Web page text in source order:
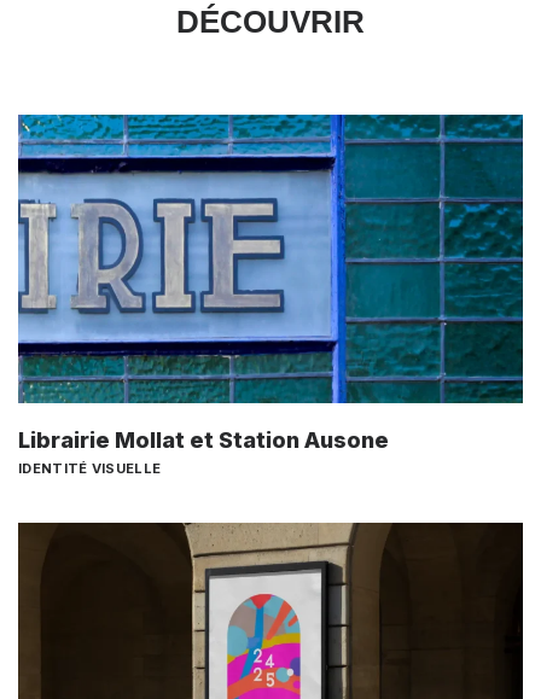
DÉCOUVRIR
Librairie Mollat et Station Ausone
IDENTITÉ VISUELLE